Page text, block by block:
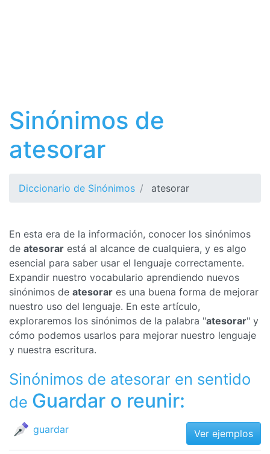
Sinónimos de
atesorar
Diccionario de Sinónimos atesorar
En esta era de la información, conocer los sinónimos
de atesorar está al alcance de cualquiera, y es algo
esencial para saber usar el lenguaje correctamente.
Expandir nuestro vocabulario aprendiendo nuevos
sinónimos de atesorar es una buena forma de mejorar
nuestro uso del lenguaje. En este artículo,
exploraremos los sinónimos de la palabra "atesorar" y
cómo podemos usarlos para mejorar nuestro lenguaje
y nuestra escritura.
Sinónimos de atesorar en sentido
de Guardar o reunir:
guardar Ver ejemplos